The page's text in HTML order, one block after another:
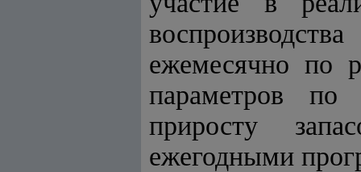
ежемесячно по
параметров по
приросту
ежегодными